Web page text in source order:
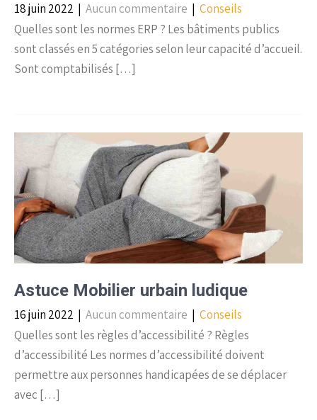
18 juin 2022 | Aucun commentaire | Conseils
Quelles sont les normes ERP ? Les bâtiments publics
sont classés en 5 catégories selon leur capacité d’accueil.
Sont comptabilisés […]
Astuce Mobilier urbain ludique
16 juin 2022 | Aucun commentaire | Conseils
Quelles sont les règles d’accessibilité ? Règles
d’accessibilité Les normes d’accessibilité doivent
permettre aux personnes handicapées de se déplacer
avec […]